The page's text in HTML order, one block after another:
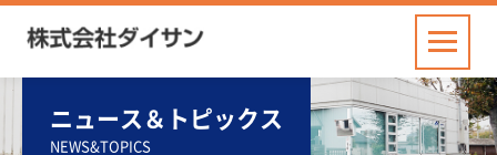
株式会社ダイサン
メニュ
ニュース＆トピックス
NEWS&TOPICS